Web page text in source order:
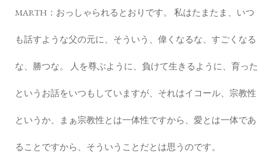
MARTH：おっしゃられるとおりです。 私はたまたま、いつ
も話すような父の元に、そういう、偉くなるな、すごくなる
な、勝つな。 人を尊ぶように、負けて生きるように、育った
というお話をいつもしていますが、それはイコール、宗教性
というか、まぁ宗教性とは一体性ですから、愛とは一体であ
ることですから、そういうことだとは思うのです。